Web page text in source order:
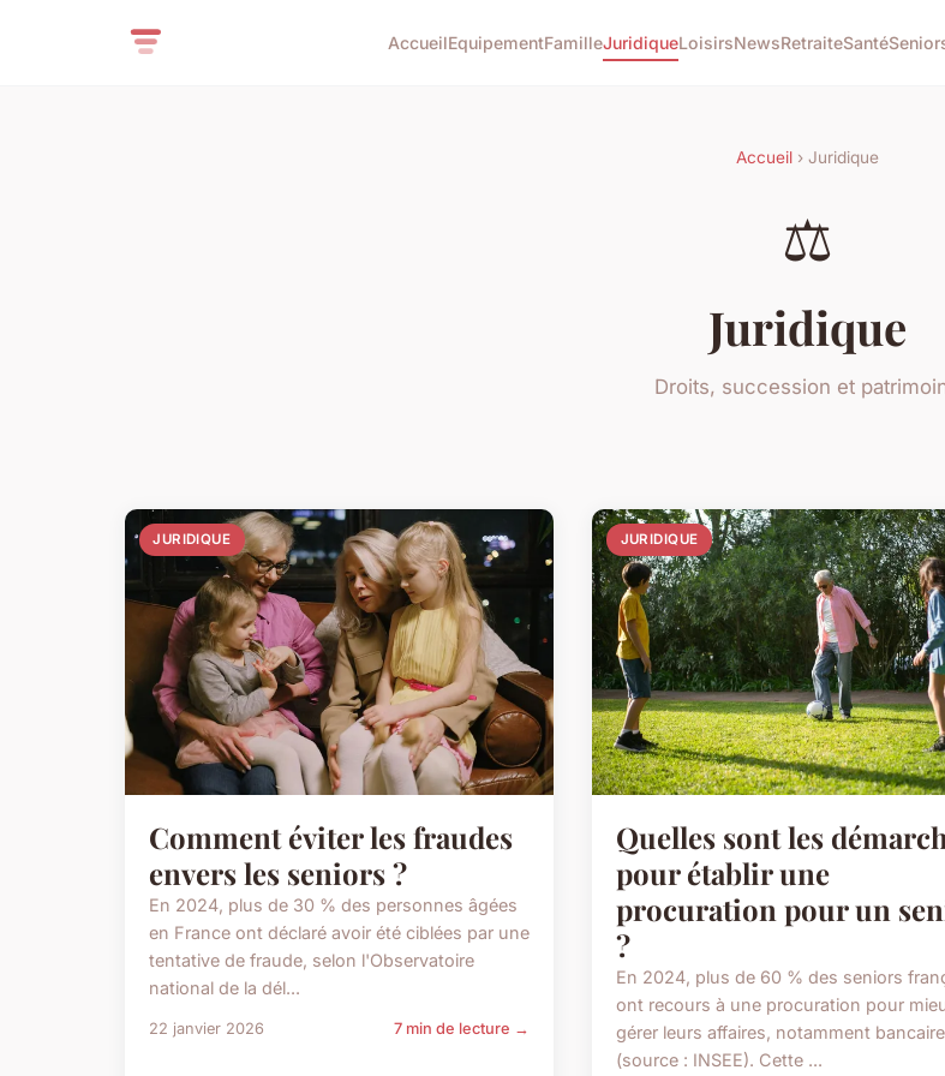
AccueilEquipementFamilleJuridiqueLoisirsNewsRetraiteSanté
Accueil› Juridique
⚖️
Juridique
Droits, succession et
JURIDIQUE
Comment éviter les fraudes
envers les seniors ?
En 2024, plus de 30 % des personnes âgées
en France ont déclaré avoir été ciblées par une
tentative de fraude, selon l'Observatoire
national de la dél...
22 janvier 2026 7 min de lecture →
JURIDIQUE
Quelles sont les
pour établir une
procuration pour un
?
En 2024, plus de 60 % des seniors
ont recours à une procuration pour
gérer leurs affaires, notamment
(source : INSEE). Cette ...